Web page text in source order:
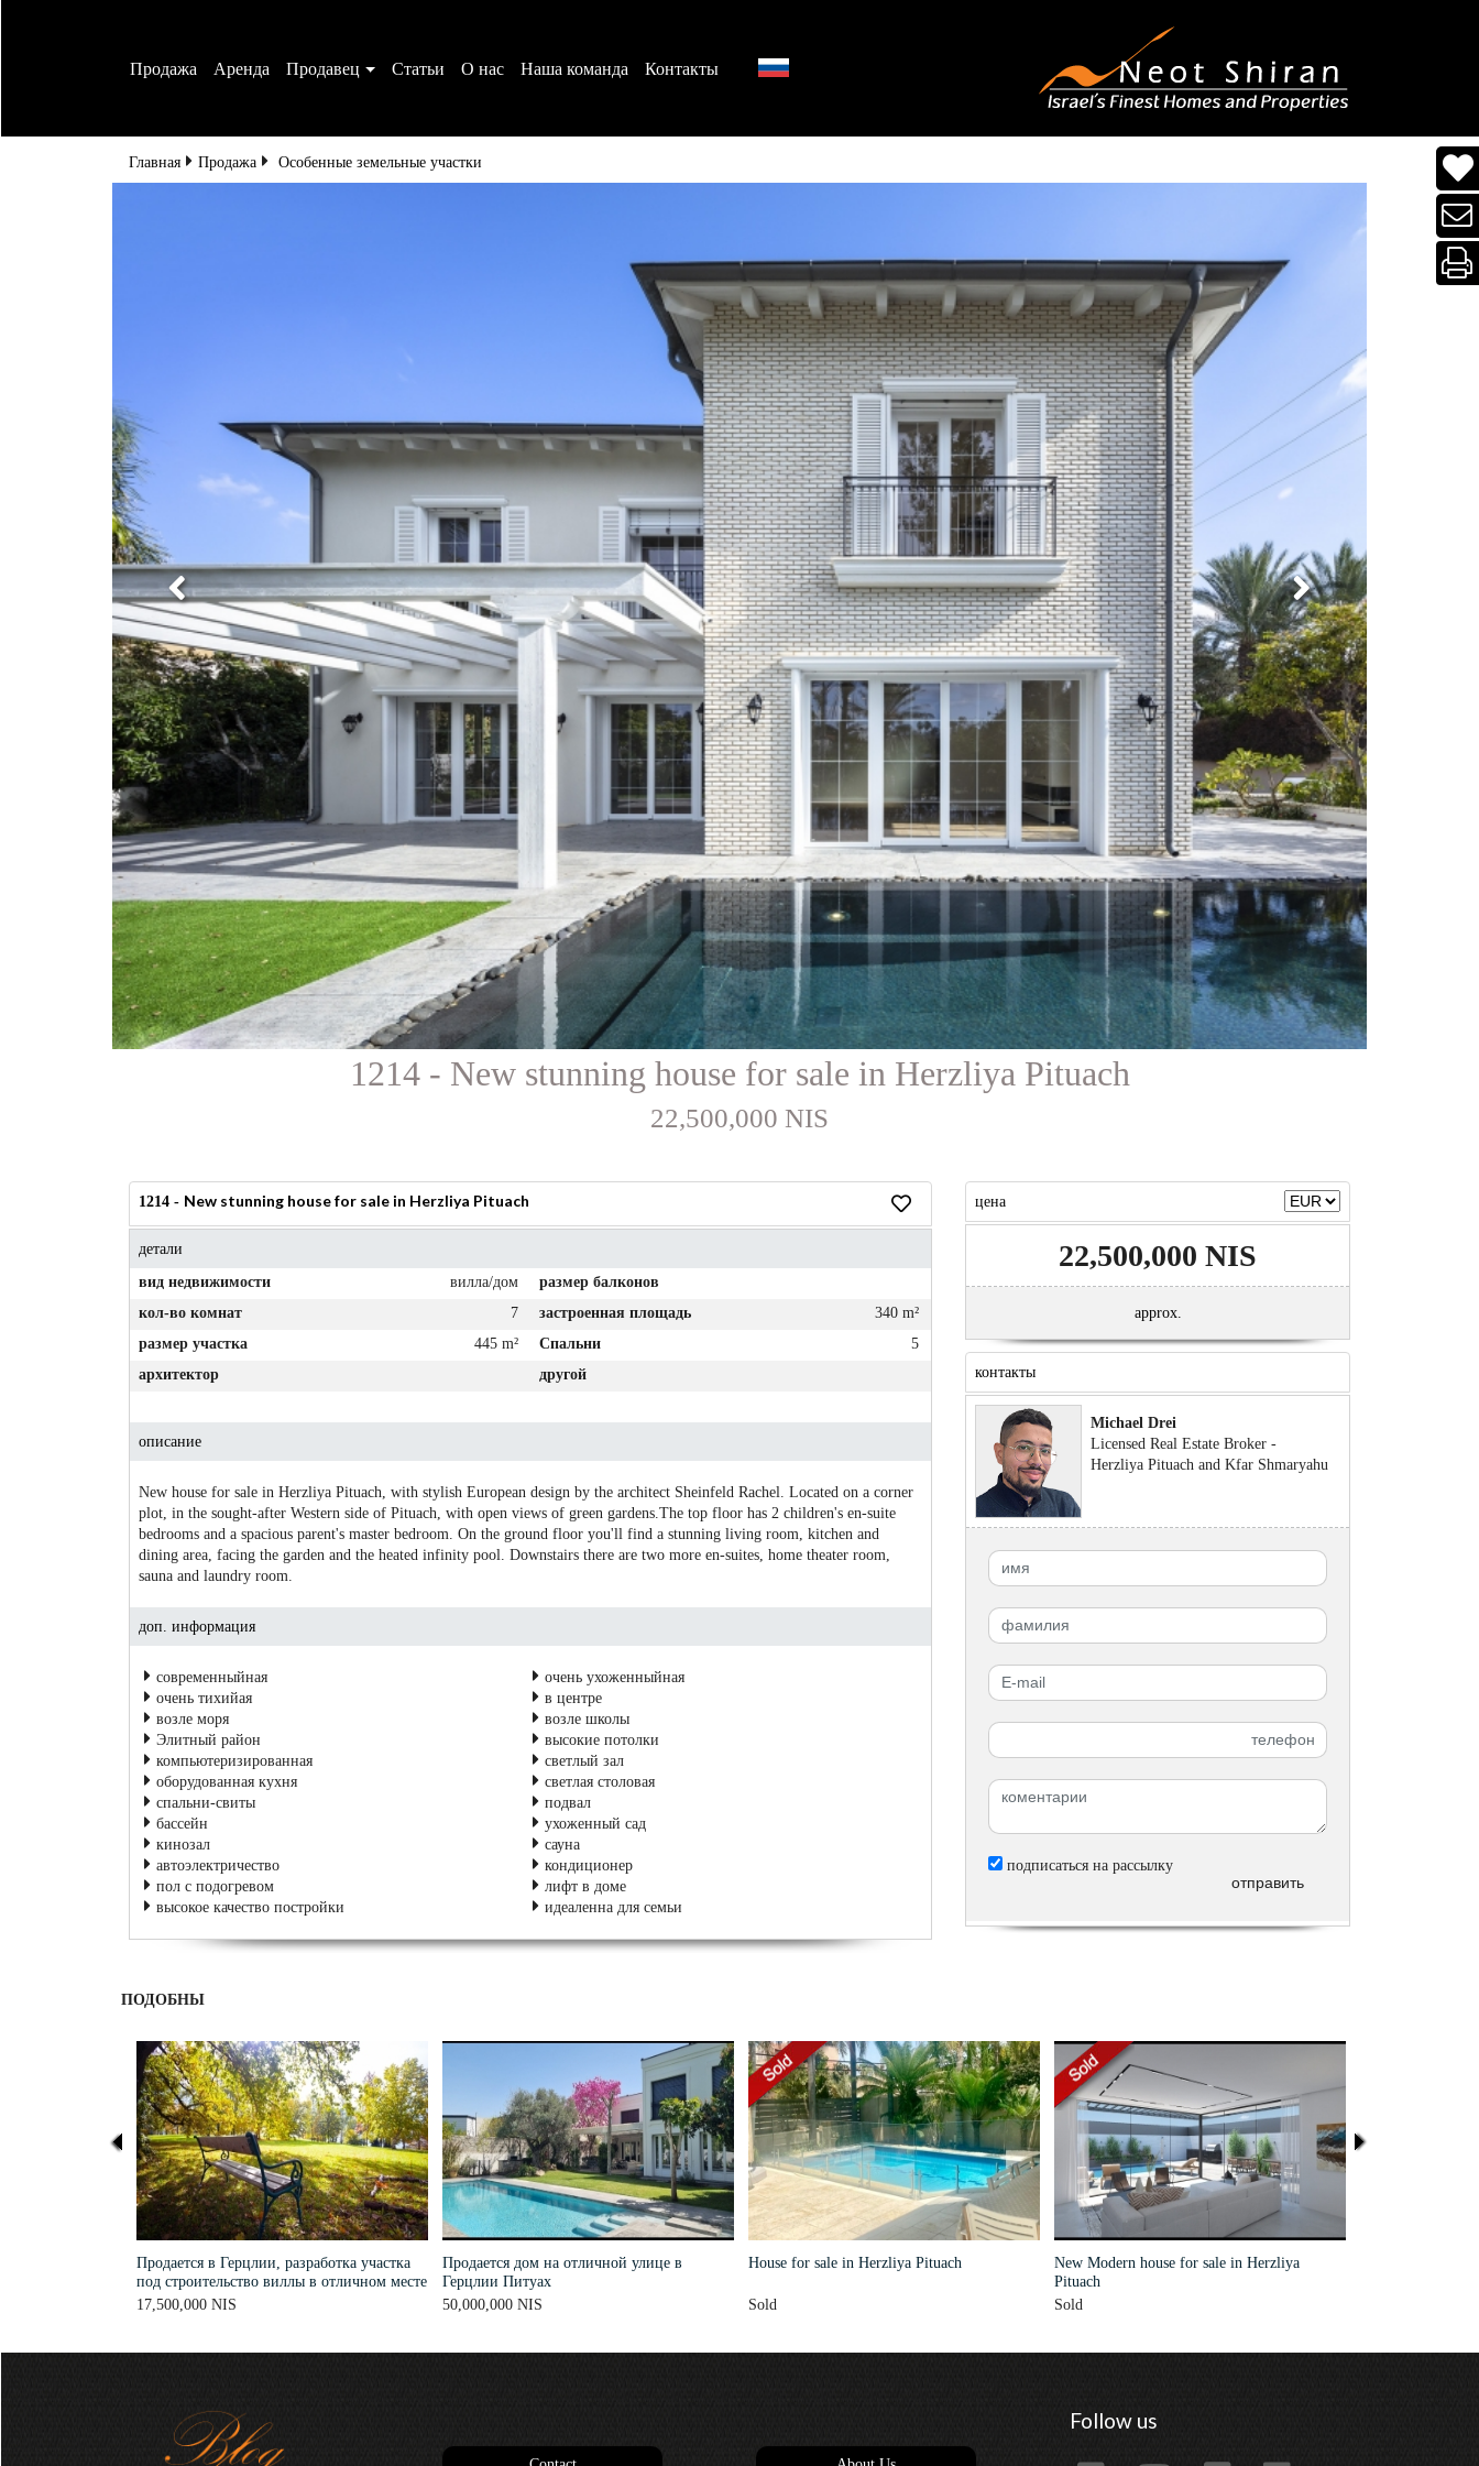
Аренда Продавец Статьи О нас Наша команда Контакты
Главная Особенные земельные участки
1214 - New stunning house for sale in Herzliya Pituach
22,500,000 NIS
1214 - New stunning house for sale in Herzliya Pituach
детали
вид недвижимости
вилла/дом
размер балконов
кол-во комнат
7 застроенная площадь
340 m²
размер участка
445 m² Спальни
5
архитектор
другой
описание
New house for sale in Herzliya Pituach, with stylish European design by the architect Sheinfeld Rachel. Located on a corner
plot, in the sought-after Western side of Pituach, with open views of green gardens.The top floor has 2 children's en-suite
bedrooms and a spacious parent's master bedroom. On the ground floor you'll find a stunning living room, kitchen and
dining area, facing the garden and the heated infinity pool. Downstairs there are two more en-suites, home theater room,
sauna and laundry room.
доп. информация
современныйная
очень ухоженныйная
очень тихийая
в центре
возле моря
возле школы
Элитный район
высокие потолки
компьютеризированная
светлый зал
оборудованная кухня
светлая столовая
спальни-свиты
подвал
баcсейн
ухоженный сад
кинозал
сауна
автоэлектричество
кондиционер
пол с подогревом
лифт в доме
высокое качество постройки
идеаленна для семьи
цена
22,500,000 NIS
approx.
контакты
Michael Drei
Licensed Real Estate Broker -
Herzliya Pituach and Kfar Shmaryahu
подписаться на рассылку
отправить
ПОДОБНЫ
Продается в Герцлии, разработка участка
под строительство виллы в отличном месте
17,500,000 NIS
Продается дом на отличной улице в
Герцлии Питуах
50,000,000 NIS
House for sale in Herzliya Pituach
Sold
New Modern house for sale in Herzliya
Pituach
Sold
Follow us